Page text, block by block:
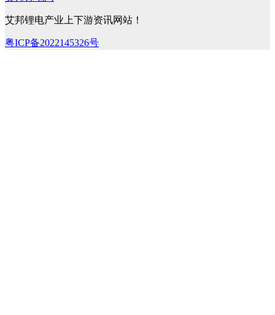
艾邦锂电产业上下游资讯网站！
粤ICP备2022145326号